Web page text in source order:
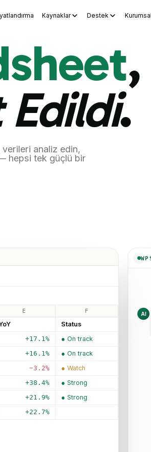
Kaynaklar Destek Kurumsal
,
Edildi.
analiz edin,
hepsi tek güçlü bir
AI
E
F
Status
+17.1% ● On track
+16.1% ● On track
−3.2% ● Watch
+38.4% ● Strong
+21.9% ● Strong
+22.7%